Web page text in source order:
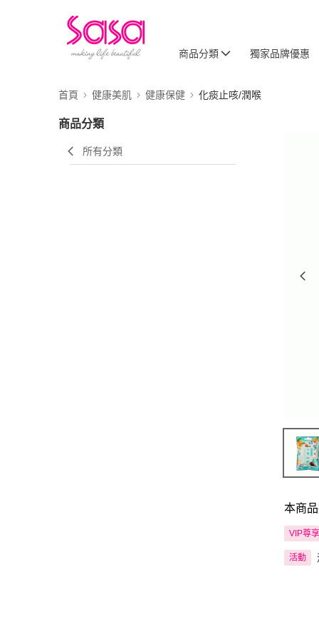
商品分類 獨家品牌優惠
首頁 健康美肌 健康保健 化痰止咳/潤喉
商品分類
所有分類
本商
VIP尊享
活動